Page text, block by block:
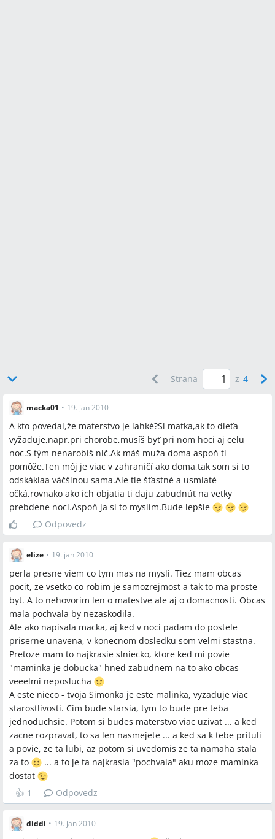
A:Odporúčané kroky v diskusii boli: chodiť do materského
centra (MC), stretávať sa s kamarátkami na kávu, navštíviť
rodičov, dohodnúť stráženie a občas pracovať na pár hodín
(príklad: 4 hodiny/týždeň), alebo využívať internetové komunity
na udržanie kontaktu so svetom.
Q:Pomáha návrat do práce alebo práca na skrátený úväzok pri
psychickej pohode matky?
A:Niekoľko matiek v diskusii hlásilo, že časť práce na 2–4
hodiny týždenne alebo krátke „vystafírovanie“ do práce
prinieslo pocit návratu k bežnému životu a zlepšilo náladu.
Q:Ako riešiť výchovné problémy a kde hľadať pomoc pri
A:Diskutujúci odporúčali hľadať odbornú pomoc (psychológ,
logopéd, neurolog), zvažovať jednotnú výchovu a režim, a v
prípade podozrenia na vývinovú poruchu skúmať dostupnosť
špeciálnych materských škôl, pričom niektorí uviedli, že
špeciálne MŠ bývajú ťažko dostupné.
Q:Je pravda, že „25 % detí je vrodene netúlivých“?
A:V diskusii bola citovaná „štúdia prof. Matejčeka“ s tvrdením,
že 25 % detí sú vrodene netúlivé; toto tvrdenie bolo v
príspevkoch prezentované ako citácia používateľky a nie je v
diskusii overené odborným zdrojom.
Závery z diskusie
Zhoda
Materská dovolenka často prináša výrazný sociálny a
psychický tlak, chronický nedostatok spánku a pocit samoty,
pričom mnohé matky považujú za užitočné vyhľadať
psychológa, chodiť do materského centra alebo si nárokovať
čas pre seba.
U mnohých detí sa problém so spánkom významne zlepšil
Strana z 4
macka01 • 19. jan 2010
A kto povedal,že materstvo je ľahké?Si matka,ak to dieťa
vyžaduje,napr.pri chorobe,musíš byť pri nom hoci aj celu
noc.S tým nenarobíš nič.Ak máš muža doma aspoň ti
pomôže.Ten môj je viac v zahraničí ako doma,tak som si to
odskáklaa väčšinou sama.Ale tie šťastné a usmiaté
očká,rovnako ako ich objatia ti daju zabudnúť na vetky
prebdene noci.Aspoň ja si to myslím.Bude lepšie
Odpovedz
elize • 19. jan 2010
perla presne viem co tym mas na mysli. Tiez mam obcas
pocit, ze vsetko co robim je samozrejmost a tak to ma proste
byt. A to nehovorim len o matestve ale aj o domacnosti. Obcas
mala pochvala by nezaskodila.
Ale ako napisala macka, aj ked v noci padam do postele
priserne unavena, v konecnom dosledku som velmi stastna.
Pretoze mam to najkrasie slniecko, ktore ked mi povie
"maminka je dobucka" hned zabudnem na to ako obcas
veeelmi neposlucha
A este nieco - tvoja Simonka je este malinka, vyzaduje viac
starostlivosti. Cim bude starsia, tym to bude pre teba
jednoduchsie. Potom si budes materstvo viac uzivat ... a ked
zacne rozpravat, to sa len nasmejete ... a ked sa k tebe prituli
a povie, ze ta lubi, az potom si uvedomis ze ta namaha stala
za to
... a to je ta najkrasia "pochvala" aku moze maminka
dostat
👍 1 Odpovedz
diddi • 19. jan 2010